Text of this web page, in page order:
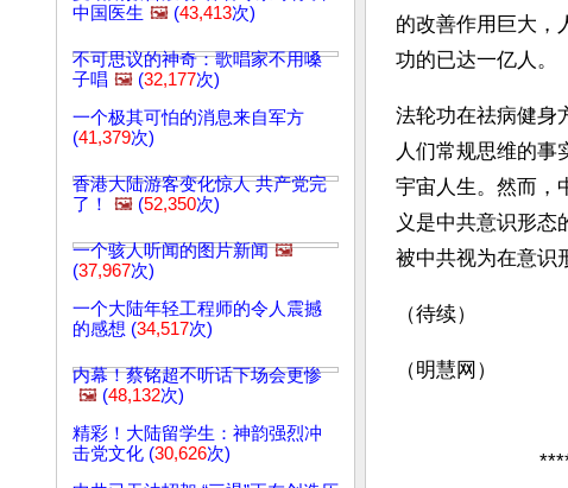
中国医生 🖼️ (43,413次)
不可思议的神奇：歌唱家不用嗓
子唱 🖼️ (32,177次)
一个极其可怕的消息来自军方
(41,379次)
香港大陆游客变化惊人 共产党完
了！
🖼️ (52,350次)
一个骇人听闻的图片新闻 🖼️
(37,967次)
一个大陆年轻工程师的令人震撼
的感想 (34,517次)
内幕！蔡铭超不听话下场会更惨
🖼️ (48,132次)
精彩！大陆留学生：神韵强烈冲
击党文化 (30,626次)
的改善作用巨大，
功的已达一亿人。
法轮功在祛病健身
人们常规思维的事
宇宙人生。然而，
义是中共意识形态
被中共视为在意识
（待续）
（明慧网）